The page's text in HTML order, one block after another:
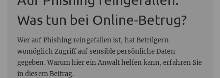
Was tun bei Online-Betrug?
Wer auf Phishing reingefallen ist, hat Betrügern
womöglich Zugriff auf sensible persönliche Daten
gegeben. Warum hier ein Anwalt helfen kann, erfahren Sie
in diesem Beitrag.